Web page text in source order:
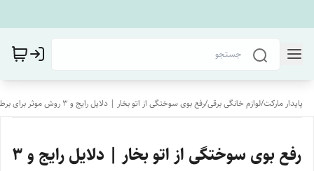
پایدار مارکت/لوازم خانگی برقی/رفع بوی سوختگی از اتو بخار | دلایل رایج و ۳ روش موثر برای برطرف کردن آن | پایدار مارکت
رفع بوی سوختگی از اتو بخار | دلایل رایج و ۳